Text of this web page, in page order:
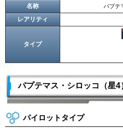
名称 パプテ
レアリティ
タイプ
パプテマス・シロッコ（星4
パイロットタイプ